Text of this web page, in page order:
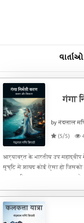
વાર્તાઓ
गंगा
by नंदलाल
(5/5)
आर्यावर्त के भारतीय उप
सृष्टि में शायद कोई ऐसा हो
झरना झील सागर अर्थात जल
चलती है वायु प्रमुख पंच महाभूतों
पूजन के तीज त्योहार एवं विधि